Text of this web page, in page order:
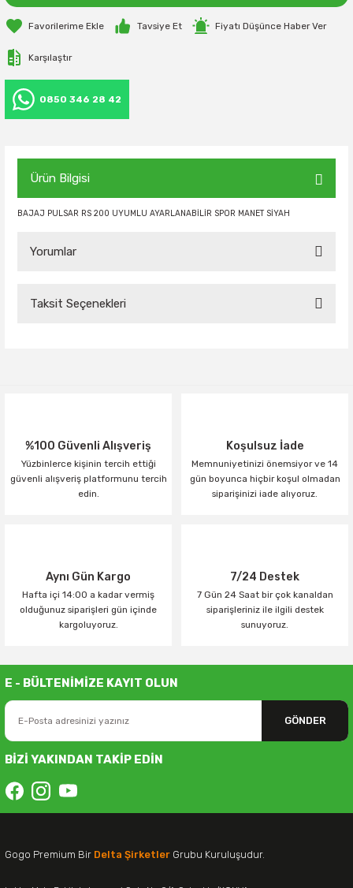
Tavsiye Et Fiyatı Düşünce Haber Ver
Karşılaştır
0850 346 28 42
Ürün Bilgisi
BAJAJ PULSAR RS 200 UYUMLU AYARLANABİLİR SPOR MANET SİYAH
Yorumlar
Taksit Seçenekleri
%100 Güvenli Alışveriş
Yüzbinlerce kişinin tercih ettiği
güvenli alışveriş platformunu tercih
edin.
Koşulsuz İade
Memnuniyetinizi önemsiyor ve 14
gün boyunca hiçbir koşul olmadan
siparişinizi iade alıyoruz.
Aynı Gün Kargo
Hafta içi 14:00 a kadar vermiş
olduğunuz siparişleri gün içinde
kargoluyoruz.
7/24 Destek
7 Gün 24 Saat bir çok kanaldan
siparişleriniz ile ilgili destek
sunuyoruz.
E - BÜLTENİMİZE KAYIT OLUN
GÖNDER
BİZİ YAKINDAN TAKİP EDİN
Gogo Premium Bir Delta Şirketler Grubu Kuruluşudur.